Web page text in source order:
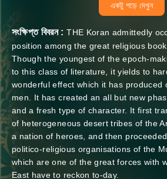
একটু পড়ে দেখুন
সংক্ষিপ্ত বিবরন : THE Koran admittedly
position among the great religious
Though the youngest of the epoch-
to this class of literature, it yields to
wonderful effect which it has produced
men. It has created an all but new
and a fresh type of character. It first
of heterogeneous desert tribes of the
a nation of heroes, and then
politico-religious organisations of the
which are one of the great forces with
East have to reckon to-day.